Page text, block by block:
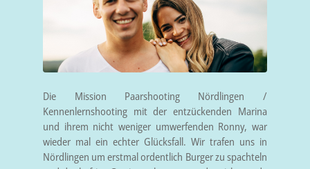
Die Mission Paarshooting Nördlingen /
Kennenlernshooting mit der entzückenden Marina
und ihrem nicht weniger umwerfenden Ronny, war
wieder mal ein echter Glücksfall. Wir trafen uns in
Nördlingen um erstmal ordentlich Burger zu spachteln